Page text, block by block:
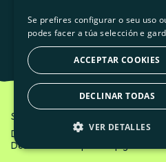
Som Energia SCCL - 2026
Diseño creativo de Etéreo Design.
Desarrollo web por Utopig Studio
Se prefires configurar o seu uso
podes facer a túa selección e
ACCEPTAR COOKIES
DECLINAR TODAS
VER DETALLES
BÁSICAS